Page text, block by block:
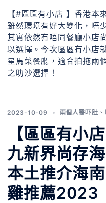
【#區區有小店 】香港本
雖然環境有好大變化，唔
其實依然有唔同餐廳小店
以選擇。今次區區有小店
星馬菜餐廳，適合拍拖兩
之叻沙選擇！
2023-10-09 兩個人醫吓肚 、
【區區有小
九新界尚存
本土推介海
雞推薦2023